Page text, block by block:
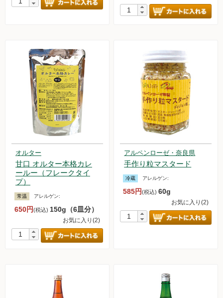
オルター
甘口 オルター本格カレ
ールー（フレークタイ
プ）
常温 アレルゲン:
650円(税込) 150g（6皿分）
お気に入り(2)
アルペンローゼ・奈良県
手作り粒マスタード
冷蔵 アレルゲン:
585円(税込)60g
お気に入り(2)